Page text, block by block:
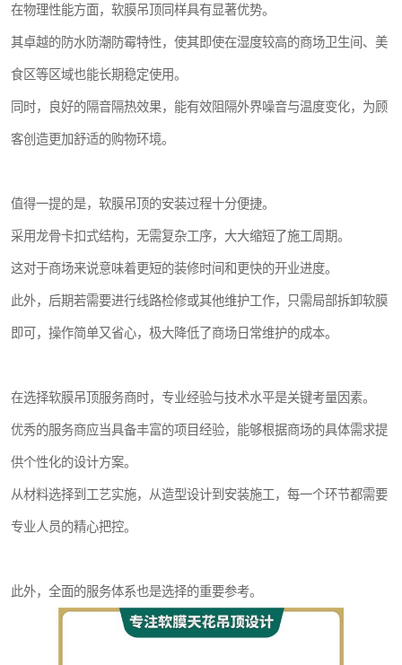
在物理性能方面，软膜吊顶同样具有显著优势。
其卓越的防水防潮防霉特性，使其即使在湿度较高的商场卫生间、美
食区等区域也能长期稳定使用。
同时，良好的隔音隔热效果，能有效阻隔外界噪音与温度变化，为顾
客创造更加舒适的购物环境。
值得一提的是，软膜吊顶的安装过程十分便捷。
采用龙骨卡扣式结构，无需复杂工序，大大缩短了施工周期。
这对于商场来说意味着更短的装修时间和更快的开业进度。
此外，后期若需要进行线路检修或其他维护工作，只需局部拆卸软膜
即可，操作简单又省心，极大降低了商场日常维护的成本。
在选择软膜吊顶服务商时，专业经验与技术水平是关键考量因素。
优秀的服务商应当具备丰富的项目经验，能够根据商场的具体需求提
供个性化的设计方案。
从材料选择到工艺实施，从造型设计到安装施工，每一个环节都需要
专业人员的精心把控。
此外，全面的服务体系也是选择的重要参考。